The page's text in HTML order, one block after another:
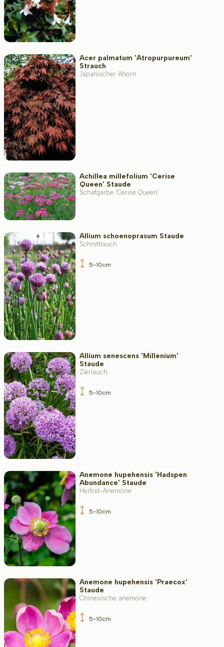
Wuchsform
Anwendung
Blütenfarbe
Blattfarbe
Widerstandsfähigkeit
Immergrün
Fruchttragend
Bodenart
Acer palmatum 'Atropurpureum'
Strauch
Japanischer Ahorn
Achillea millefolium 'Cerise
Queen' Staude
Schafgarbe 'Cerise Queen'
Allium schoenoprasum Staude
Schnittlauch
5-10cm
Allium senescens 'Millenium'
Staude
Zierlauch
5-10cm
Anemone hupehensis 'Hadspen
Abundance' Staude
Herbst-Anemone
5-10cm
Anemone hupehensis 'Praecox'
Staude
Chinesische anemone
5-10cm